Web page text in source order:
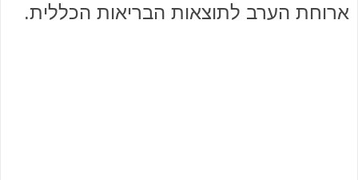
ארוחת הערב לתוצאות הבריאות הכללית.